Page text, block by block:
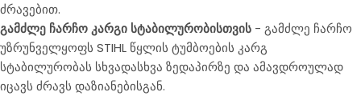
ძრავებით.
გამძლე ჩარჩო კარგი სტაბილურობისთვის - გამძლე ჩარჩო
უზრუნველყოფს STIHL წყლის ტუმბოების კარგ
სტაბილურობას სხვადასხვა ზედაპირზე და ამავდროულად
იცავს ძრავს დაზიანებისგან.